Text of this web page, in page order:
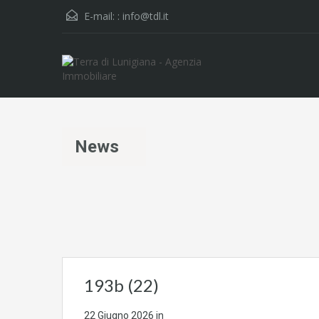
E-mail: : info@tdl.it
News
193b (22)
22 Giugno 2026 in